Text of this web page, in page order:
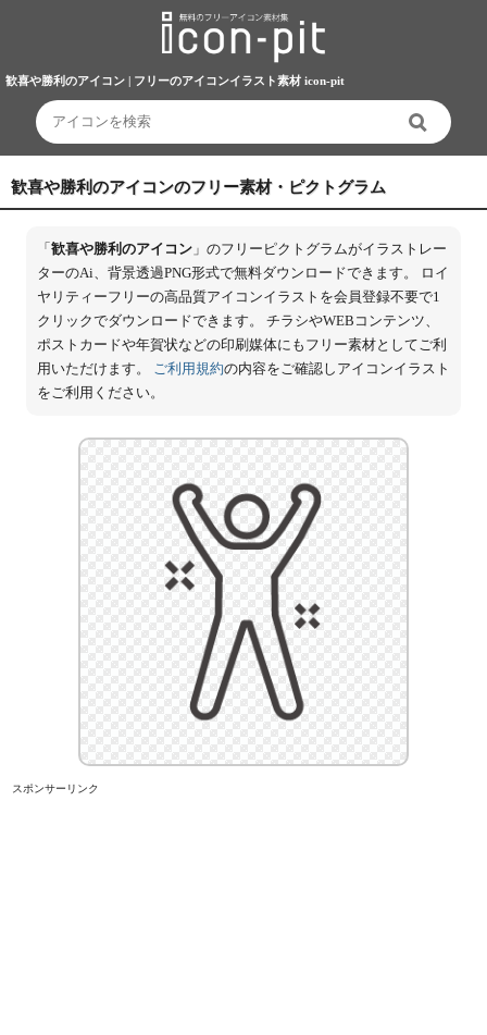
歓喜や勝利のアイコン | フリーのアイコンイラスト素材 icon-pit
歓喜や勝利のアイコンのフリー素材・ピクトグラム
「 歓喜や勝利のアイコン」のフリーピクトグラムがイラストレー
ターのAi、背景透過PNG形式で無料ダウンロードできます。 ロイ
ヤリティーフリーの高品質アイコンイラストを会員登録不要で1
クリックでダウンロードできます。 チラシやWEBコンテンツ、
ポストカードや年賀状などの印刷媒体にもフリー素材としてご利
用いただけます。 ご利用規約の内容をご確認しアイコンイラスト
をご利用ください。
スポンサーリンク